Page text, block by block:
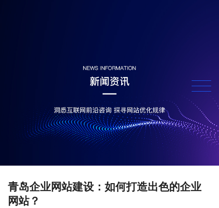
青岛企业网站建设：如何打造出色的企业
网站？